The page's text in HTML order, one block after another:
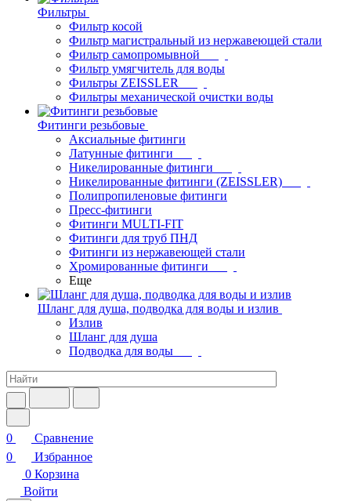
Фильтры
Фильтр косой
Фильтр магистральный из нержавеющей стали
Фильтр самопромывной
Фильтр умягчитель для воды
Фильтры ZEISSLER
Фильтры механической очистки воды
Фитинги резьбовые
Аксиальные фитинги
Латунные фитинги
Никелированные фитинги
Никелированные фитинги (ZEISSLER)
Полипропиленовые фитинги
Пресс-фитинги
Фитинги MULTI-FIT
Фитинги для труб ПНД
Фитинги из нержавеющей стали
Хромированные фитинги
Еще
Шланг для душа, подводка для воды и излив
Излив
Шланг для душа
Подводка для воды
0
Сравнение
0
Избранное
0 Корзина
Войти